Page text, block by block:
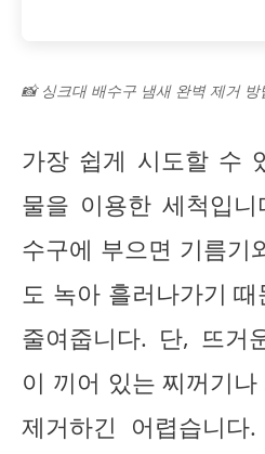
📸 싱크대 배수구 냄새 완벽 제거
가장 쉽게 시도할 수
물을 이용한 세척입
수구에 부으면 기름기
도 녹아 흘러나가기
줄여줍니다. 단, 뜨거
이 끼어 있는 찌꺼기
제거하긴 어렵습니